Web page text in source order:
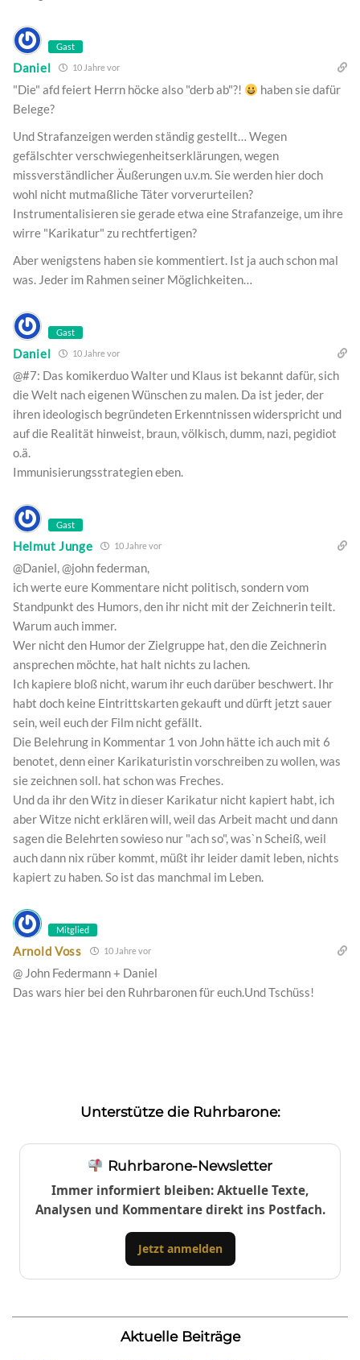
Gast
Daniel 10 Jahre vor
"Die" afd feiert Herrn höcke also "derb ab"?!
haben sie dafür
Belege?
Und Strafanzeigen werden ständig gestellt… Wegen
gefälschter verschwiegenheitserklärungen, wegen
missverständlicher Äußerungen u.v.m. Sie werden hier doch
wohl nicht mutmaßliche Täter vorverurteilen?
Instrumentalisieren sie gerade etwa eine Strafanzeige, um ihre
wirre "Karikatur" zu rechtfertigen?
Aber wenigstens haben sie kommentiert. Ist ja auch schon mal
was. Jeder im Rahmen seiner Möglichkeiten…
Gast
Daniel 10 Jahre vor
@#7: Das komikerduo Walter und Klaus ist bekannt dafür, sich
die Welt nach eigenen Wünschen zu malen. Da ist jeder, der
ihren ideologisch begründeten Erkenntnissen widerspricht und
auf die Realität hinweist, braun, völkisch, dumm, nazi, pegidiot
o.ä.
Immunisierungsstrategien eben.
Gast
Helmut Junge 10 Jahre vor
@Daniel, @john federman,
ich werte eure Kommentare nicht politisch, sondern vom
Standpunkt des Humors, den ihr nicht mit der Zeichnerin teilt.
Warum auch immer.
Wer nicht den Humor der Zielgruppe hat, den die Zeichnerin
ansprechen möchte, hat halt nichts zu lachen.
Ich kapiere bloß nicht, warum ihr euch darüber beschwert. Ihr
habt doch keine Eintrittskarten gekauft und dürft jetzt sauer
sein, weil euch der Film nicht gefällt.
Die Belehrung in Kommentar 1 von John hätte ich auch mit 6
benotet, denn einer Karikaturistin vorschreiben zu wollen, was
sie zeichnen soll. hat schon was Freches.
Und da ihr den Witz in dieser Karikatur nicht kapiert habt, ich
aber Witze nicht erklären will, weil das Arbeit macht und dann
sagen die Belehrten sowieso nur "ach so", was`n Scheiß, weil
auch dann nix rüber kommt, müßt ihr leider damit leben, nichts
kapiert zu haben. So ist das manchmal im Leben.
Mitglied
Arnold Voss 10 Jahre vor
@ John Federmann + Daniel
Das wars hier bei den Ruhrbaronen für euch.Und Tschüss!
Unterstütze die Ruhrbarone:
Ruhrbarone-Newsletter
Immer informiert bleiben: Aktuelle Texte,
Analysen und Kommentare direkt ins Postfach.
Jetzt anmelden
Aktuelle Beiträge